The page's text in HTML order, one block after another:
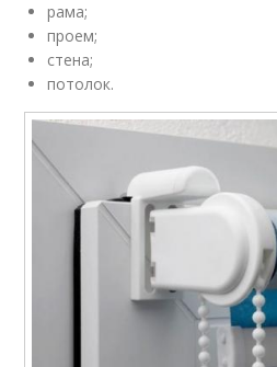
рама;
проем;
стена;
потолок.